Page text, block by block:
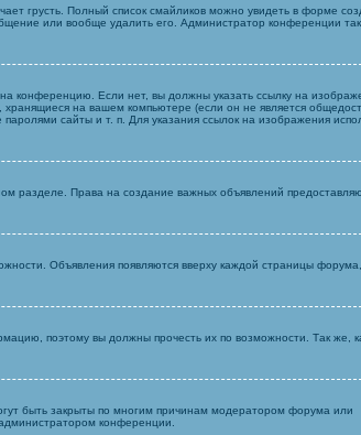
грусть. Полный список смайликов можно увидеть в форме
или вообще удалить его. Администратор конференции
конференцию. Если нет, вы должны указать ссылку на
на вашем компьютере (если он не является
сайты и т. п. Для указания ссылок на изображения
разделе. Права на создание важных объявлений
Объявления появляются вверху каждой страницы
поэтому вы должны прочесть их по возможности. Так же,
быть закрыты по многим причинам модератором форума или
конференции.